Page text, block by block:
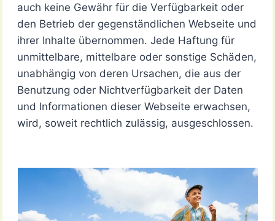
auch keine Gewähr für die Verfügbarkeit oder
den Betrieb der gegenständlichen Webseite und
ihrer Inhalte übernommen. Jede Haftung für
unmittelbare, mittelbare oder sonstige Schäden,
unabhängig von deren Ursachen, die aus der
Benutzung oder Nichtverfügbarkeit der Daten
und Informationen dieser Webseite erwachsen,
wird, soweit rechtlich zulässig, ausgeschlossen.